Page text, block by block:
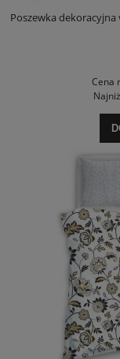
Poszewka
Cena